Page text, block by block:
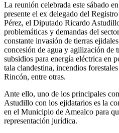
La reunión celebrada este sábado
presente el ex delegado del
Pérez, el Diputado Ricardo
problemáticas y demandas del
constante invasión de tierras
concesión de agua y agilización de
subsidios para energía eléctrica en
tala clandestina, incendios
Rincón, entre otras.
Ante ello, uno de los principales
Astudillo con los ejidatarios es la
en el Municipio de Amealco para
representación jurídica.